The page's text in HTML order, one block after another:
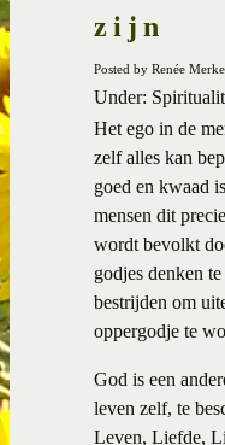
zijn
Posted by Renée
Under:
Het ego in de
zelf alles kan
goed en kwaad
mensen dit
wordt bevolkt
godjes denken
bestrijden om
oppergodje te
God is een
leven zelf, te
Leven, Liefde,